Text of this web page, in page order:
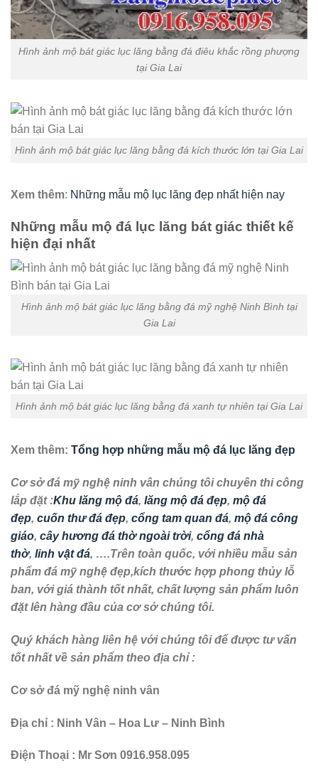
Hình ảnh mộ bát giác lục lăng bằng đá điêu khắc rồng phượng
tại Gia Lai
Hình ảnh mộ bát giác lục lăng bằng đá kích thước lớn tại Gia Lai
Xem thêm: Những mẫu mộ lục lăng đẹp nhất hiện nay
Những mẫu mộ đá lục lăng bát giác thiết kế
hiện đại nhất
Hình ảnh mộ bát giác lục lăng bằng đá mỹ nghệ Ninh Bình tại
Gia Lai
Hình ảnh mộ bát giác lục lăng bằng đá xanh tự nhiên tại Gia Lai
Xem thêm: Tổng hợp những mẫu mộ đá lục lăng đẹp
Cơ sở đá mỹ nghệ ninh vân chúng tôi chuyên thi công
lắp đặt :Khu lăng mộ đá, lăng mộ đá đẹp, mộ đá
đẹp, cuốn thư đá đẹp, cổng tam quan đá, mộ đá công
giáo, cây hương đá thờ ngoài trời, cổng đá nhà
thờ, linh vật đá, ….Trên toàn quốc, với nhiều mẫu sản
phẩm đá mỹ nghệ đẹp,kích thước hợp phong thủy lỗ
ban, với giá thành tốt nhất, chất lượng sản phẩm luôn
đặt lên hàng đầu của cơ sở chúng tôi.
Quý khách hàng liên hệ với chúng tôi để được tư vấn
tốt nhất về sản phẩm theo địa chỉ :
Cơ sở đá mỹ nghệ ninh vân
Địa chỉ : Ninh Vân – Hoa Lư – Ninh Bình
Điện Thoại : Mr Sơn 0916.958.095